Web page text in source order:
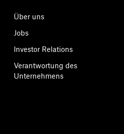
Über uns
Jobs
Investor Relations
Verantwortung des
Unternehmens